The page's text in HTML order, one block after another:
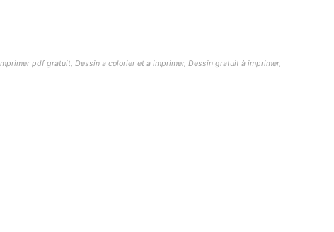
pdf gratuit, Dessin a colorier et a imprimer, Dessin gratuit à imprimer,